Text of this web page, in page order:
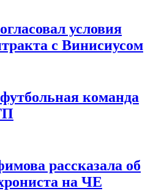
условия
с Винисиусом
команда
рассказала об
на ЧЕ